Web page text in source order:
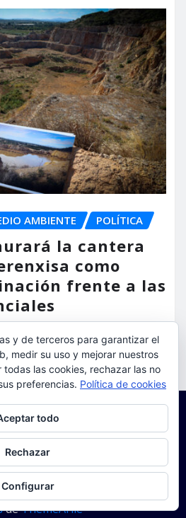
AMBIENTE POLÍTICA
la cantera
como
frente a las
Ago 5, 2026
con
deThemeArile
y de terceros para garantizar el
medir su uso y mejorar nuestros
las cookies, rechazar las no
preferencias. Política de cookies
todo
Rechazar
Configurar
incluido cómo gestionar las cookies,